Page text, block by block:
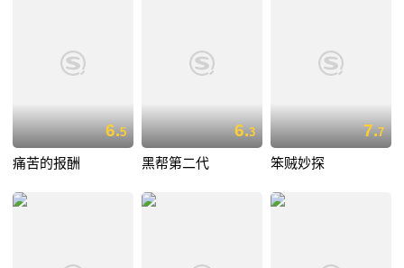
6.5
痛苦的报酬
6.3
黑帮第二代
7.7
笨贼妙探